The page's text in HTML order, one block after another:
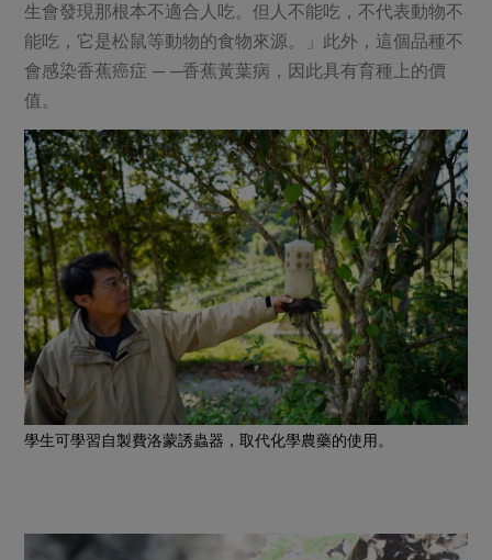
生會發現那根本不適合人吃。但人不能吃，不代表動物不
能吃，它是松鼠等動物的食物來源。」此外，這個品種不
會感染香蕉癌症 ─ ─香蕉黃葉病，因此具有育種上的價
值。
學生可學習自製費洛蒙誘蟲器，取代化學農藥的使用。